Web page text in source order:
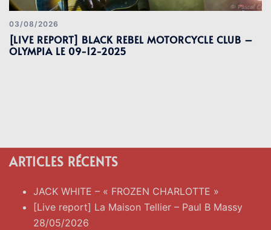
03/08/2026
[LIVE REPORT] BLACK REBEL MOTORCYCLE CLUB –
OLYMPIA LE 09-12-2025
ARTICLES RÉCENTS
JACK WHITE – « FROZEN CHARLOTTE »
[Live report] La Maison Tellier – Paul B Massy
28/05/2026